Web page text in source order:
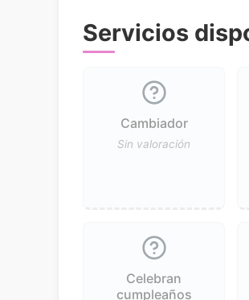
Servicios
Cambiador
Sin valoración
Celebran
cumpleaños